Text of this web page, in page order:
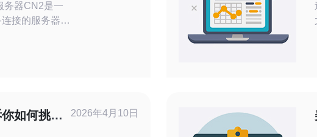
接的服务器。
访问速度。
如何挑选
2026年4月10日